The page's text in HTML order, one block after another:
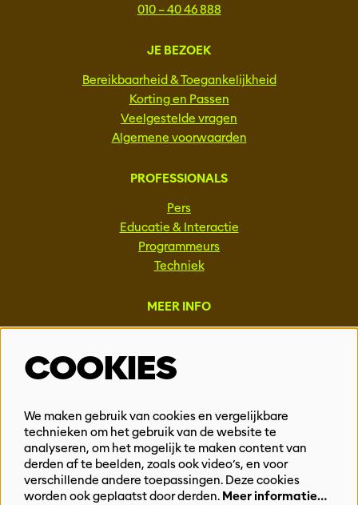
010 – 40 46 888
JE BEZOEK
Bereikbaarheid & Toegankelijkheid
Korting en Passen
Veelgestelde vragen
Algemene voorwaarden
PROFESSIONALS
Pers
Educatie & Interactie
Programmeurs
Techniek
MEER INFO
Vacatures
Events & Partnerships
Privacy
BLIJF OP DE HOOGTE
COOKIES
We maken gebruik van cookies en vergelijkbare
technieken om het gebruik van de website te
analyseren, om het mogelijk te maken content van
derden af te beelden, zoals ook video’s, en voor
verschillende andere toepassingen. Deze cookies
worden ook geplaatst door derden. Meer informatie…